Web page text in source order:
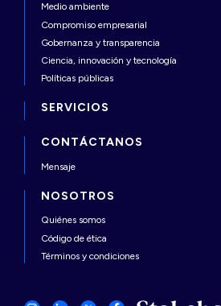
Medio ambiente
Compromiso empresarial
Gobernanza y transparencia
Ciencia, innovación y tecnología
Políticas públicas
SERVICIOS
CONTÁCTANOS
Mensaje
NOSOTROS
Quiénes somos
Código de ética
Términos y condiciones